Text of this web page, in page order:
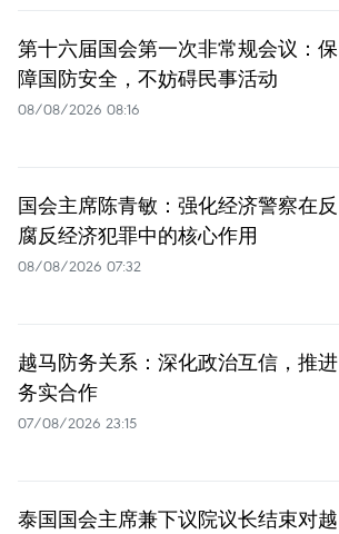
第十六届国会第一次非常规会议：保
障国防安全，不妨碍民事活动
08/08/2026 08:16
国会主席陈青敏：强化经济警察在反
腐反经济犯罪中的核心作用
08/08/2026 07:32
越马防务关系：深化政治互信，推进
务实合作
07/08/2026 23:15
泰国国会主席兼下议院议长结束对越